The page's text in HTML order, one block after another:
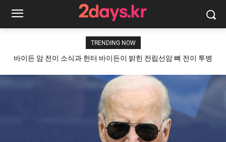
TRENDING NOW
바이든 암 전이 소식과 헌터 바이든이 밝힌 전립선암 뼈 전이 투병